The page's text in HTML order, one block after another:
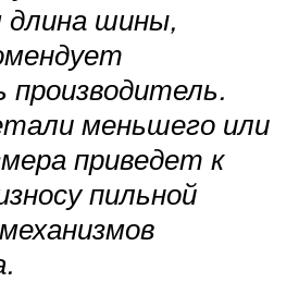
длина шины,
производитель.
меньшего или
приведет к
пильной